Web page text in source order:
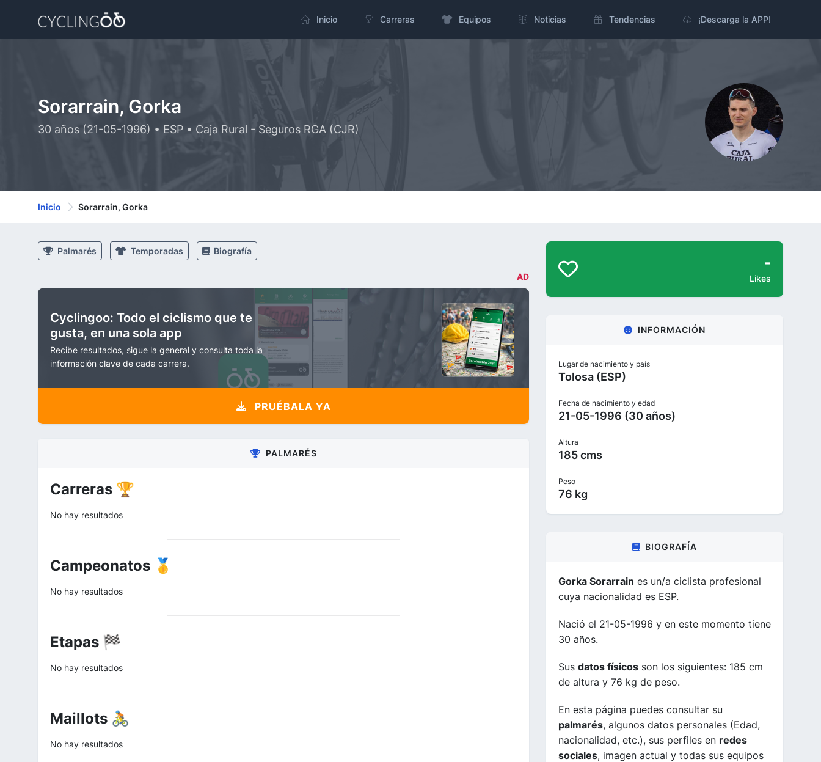
Inicio Carreras Equipos Noticias Tendencias ¡Descarga la APP!
Sorarrain, Gorka
30 años (21-05-1996) • ESP • Caja Rural - Seguros RGA (CJR)
Inicio Sorarrain, Gorka
Palmarés Temporadas Biografía
AD
Cyclingoo: Todo el ciclismo que te
gusta, en una sola app
Recibe resultados, sigue la general y consulta toda la
información clave de cada carrera.
PRUÉBALA YA
PALMARÉS
Carreras 🏆
No hay resultados
Campeonatos 🥇
No hay resultados
Etapas 🏁
No hay resultados
Maillots 🚴
No hay resultados
-
Likes
INFORMACIÓN
Lugar de nacimiento y país
Tolosa (ESP)
Fecha de nacimiento y edad
21-05-1996 (30 años)
Altura
185 cms
Peso
76 kg
BIOGRAFÍA
Gorka Sorarrain es un/a ciclista profesional
cuya nacionalidad es ESP.
Nació el 21-05-1996 y en este momento tiene
30 años.
Sus datos físicos son los siguientes: 185 cm
de altura y 76 kg de peso.
En esta página puedes consultar su
palmarés, algunos datos personales (Edad,
nacionalidad, etc.), sus perfiles en redes
sociales, imagen actual y todas sus equipos